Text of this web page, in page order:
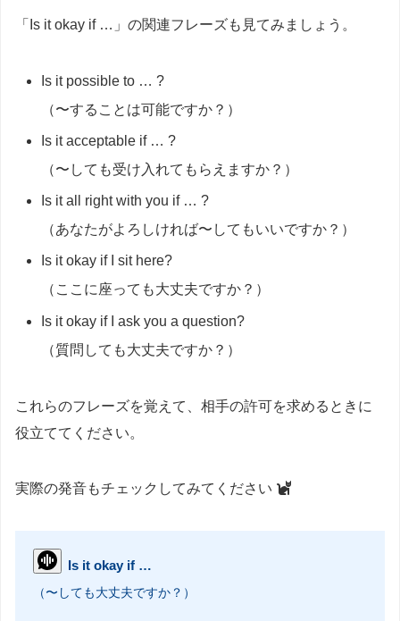
「Is it okay if …」の関連フレーズも見てみましょう。
Is it possible to … ?
（〜することは可能ですか？）
Is it acceptable if … ?
（〜しても受け入れてもらえますか？）
Is it all right with you if … ?
（あなたがよろしければ〜してもいいですか？）
Is it okay if I sit here?
（ここに座っても大丈夫ですか？）
Is it okay if I ask you a question?
（質問しても大丈夫ですか？）
これらのフレーズを覚えて、相手の許可を求めるときに
役立ててください。
実際の発音もチェックしてみてください
Is it okay if …
（〜しても大丈夫ですか？）